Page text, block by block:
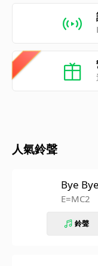
人氣鈴聲
Bye Bye
E=MC2
鈴聲